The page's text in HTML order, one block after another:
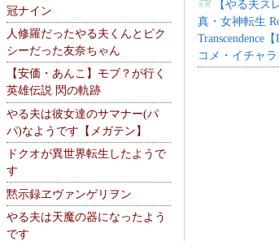
冠ナイン
人修羅だったやる夫くんとピク
シーだった友奈ちゃん
【安価・あんこ】モブ？が行く
英雄伝説 閃の軌跡
やる夫は彼女達のサマナー(パ
パ)なようです【メガテン】
ドクオが異世界転生したようで
す
黙示録ヱヴァンゲリヲン
やる夫は天魔の器になったよう
です
【やる夫ス
真・女神転生
Transcendence
コメ・イチャラ